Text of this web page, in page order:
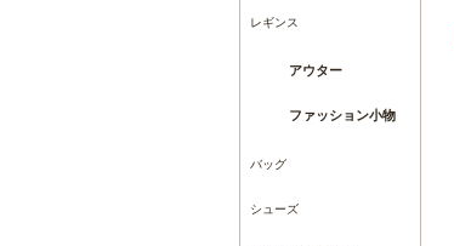
レギンス
アウター
ファッション小物
バッグ
シューズ